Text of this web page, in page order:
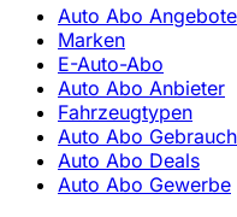
Auto Abo Angebote
Marken
E-Auto-Abo
Auto Abo Anbieter
Fahrzeugtypen
Auto Abo
Auto Abo Deals
Auto Abo Gewerbe